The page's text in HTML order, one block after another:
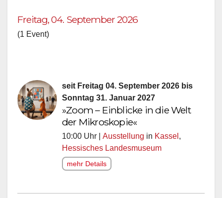
Freitag, 04. September 2026
(1 Event)
seit Freitag 04. September 2026 bis
Sonntag 31. Januar 2027
»Zoom – Einblicke in die Welt
der Mikroskopie«
10:00 Uhr | Ausstellung in Kassel ,
Hessisches Landesmuseum
mehr Details